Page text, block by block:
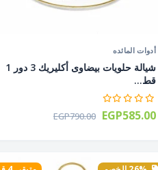
أدوات المائده
شيالة حلويات بيضاوى أكليريك 3 دور 1
قط...
EGP790.00 EGP585.00